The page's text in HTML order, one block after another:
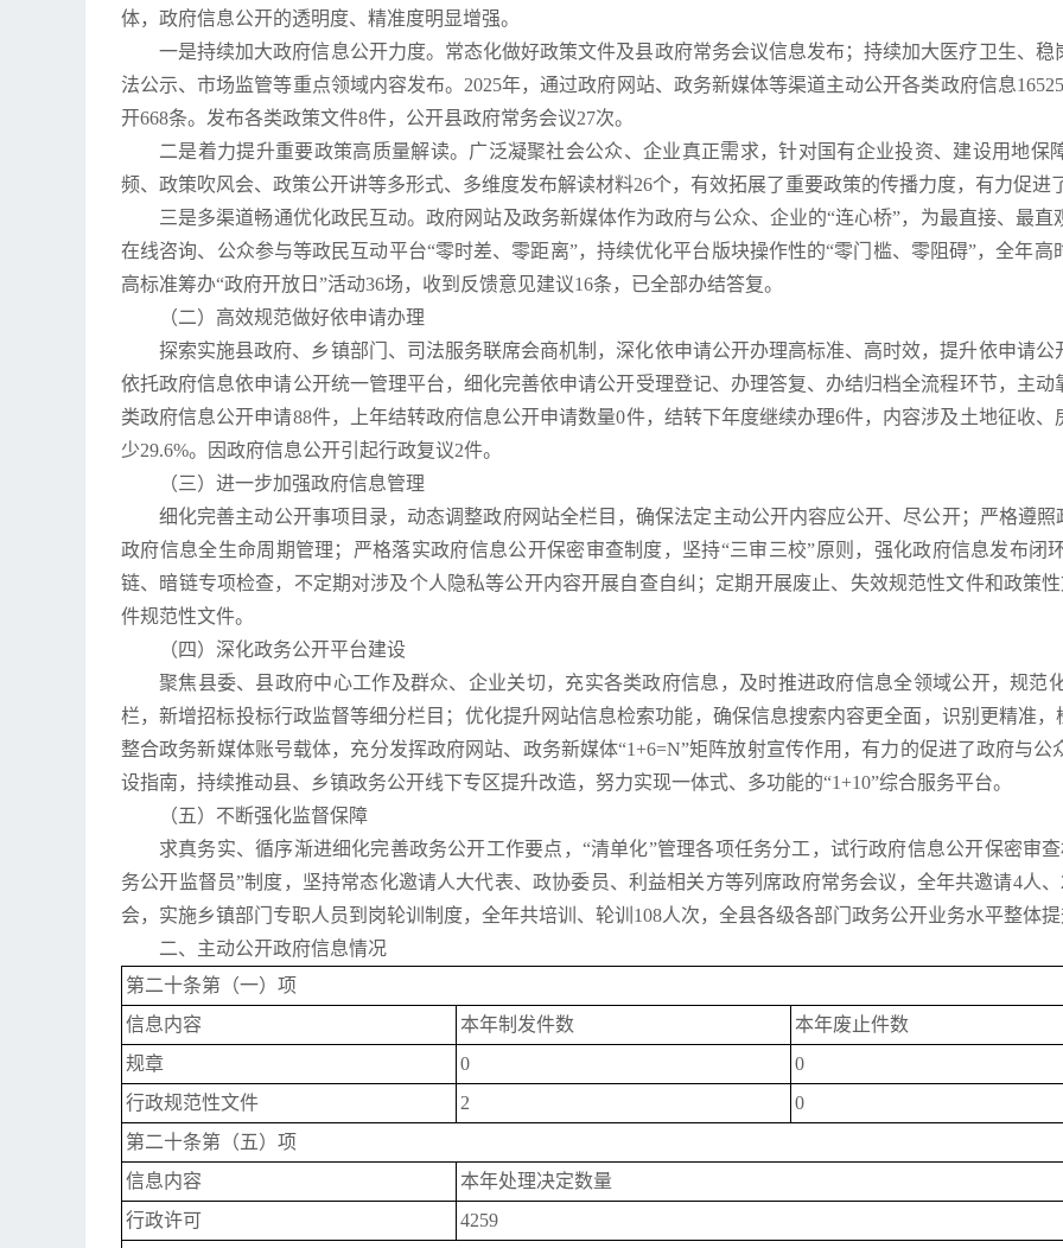
体，政府信息公开的透明度、精准度明显增强。
一是持续加大政府信息公开力度。常态化做好政策文件及县政府常务会议信息发布；持续加大医疗卫生、
法公示、市场监管等重点领域内容发布。2025年，通过政府网站、政务新媒体等渠道主动公开各类政府信息
开668条。发布各类政策文件8件，公开县政府常务会议27次。
二是着力提升重要政策高质量解读。广泛凝聚社会公众、企业真正需求，针对国有企业投资、建设用地保
频、政策吹风会、政策公开讲等多形式、多维度发布解读材料26个，有效拓展了重要政策的传播力度，有力促进
三是多渠道畅通优化政民互动。政府网站及政务新媒体作为政府与公众、企业的“连心桥”，为最直接、最
在线咨询、公众参与等政民互动平台“零时差、零距离”，持续优化平台版块操作性的“零门槛、零阻碍”，全年
高标准筹办“政府开放日”活动36场，收到反馈意见建议16条，已全部办结答复。
（二）高效规范做好依申请办理
探索实施县政府、乡镇部门、司法服务联席会商机制，深化依申请公开办理高标准、高时效，提升依申请
依托政府信息依申请公开统一管理平台，细化完善依申请公开受理登记、办理答复、办结归档全流程环节，主
类政府信息公开申请88件，上年结转政府信息公开申请数量0件，结转下年度继续办理6件，内容涉及土地征收
少29.6%。因政府信息公开引起行政复议2件。
（三）进一步加强政府信息管理
细化完善主动公开事项目录，动态调整政府网站全栏目，确保法定主动公开内容应公开、尽公开；严格遵
政府信息全生命周期管理；严格落实政府信息公开保密审查制度，坚持“三审三校”原则，强化政府信息发布闭
链、暗链专项检查，不定期对涉及个人隐私等公开内容开展自查自纠；定期开展废止、失效规范性文件和政策
件规范性文件。
（四）深化政务公开平台建设
聚焦县委、县政府中心工作及群众、企业关切，充实各类政府信息，及时推进政府信息全领域公开，规范
栏，新增招标投标行政监督等细分栏目；优化提升网站信息检索功能，确保信息搜索内容更全面，识别更精准
整合政务新媒体账号载体，充分发挥政府网站、政务新媒体“1+6=N”矩阵放射宣传作用，有力的促进了政府与
设指南，持续推动县、乡镇政务公开线下专区提升改造，努力实现一体式、多功能的“1+10”综合服务平台。
（五）不断强化监督保障
求真务实、循序渐进细化完善政务公开工作要点，“清单化”管理各项任务分工，试行政府信息公开保密审
务公开监督员”制度，坚持常态化邀请人大代表、政协委员、利益相关方等列席政府常务会议，全年共邀请4人
会，实施乡镇部门专职人员到岗轮训制度，全年共培训、轮训108人次，全县各级各部门政务公开业务水平整体
二、主动公开政府信息情况
第二十条第（一）项
信息内容
本年制发件数
本年废止件数
规章
0
0
行政规范性文件
2
0
第二十条第（五）项
信息内容
本年处理决定数量
行政许可
4259